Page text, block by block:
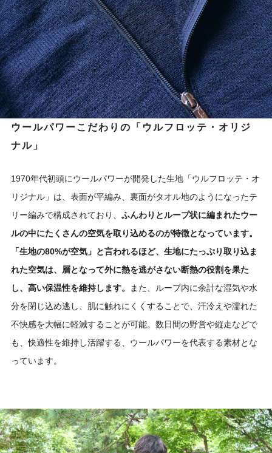
ウールパワーこだわりの「ウルフロッテ・オリジ
ナル」
1970年代初頭にウールパワーが開発した生地「ウルフロッテ・オ
リジナル」は、表面が平編み、裏面がタオル地のようになったテ
リー編みで構成されており、 ふんわりとループ状に編まれたウー
ルの中にたくさんの空気を取り込めるのが特徴となっています。
「生地の80%が空気」と言われるほど、生地にたっぷり取り込ま
れた空気は、層となって外に熱を逃がさない断熱の役割を果た
し、高い保温性を維持します。
また、ループ内に余計な湿気や水
分を閉じ込め逃し、肌に触れにくくすることで、汗冷えや濡れた
不快感を大幅に軽減することが可能。数日間の野営や縦走などで
も、快適性を維持し活躍する、ウールパワーを代表する素材とな
っています。